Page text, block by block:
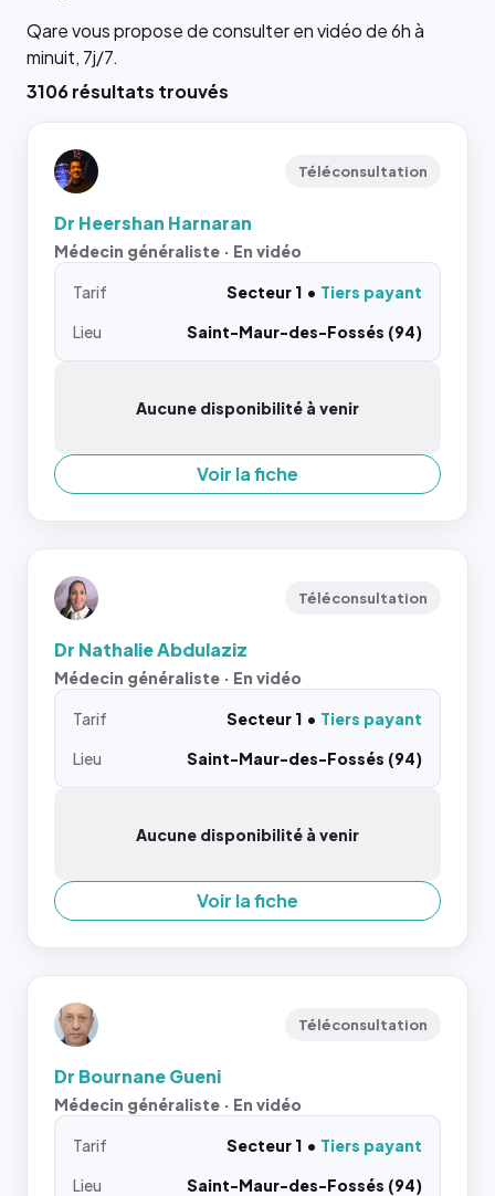
Qare vous propose de consulter en vidéo de 6h à
minuit, 7j/7.
3106 résultats trouvés
Téléconsultation
Dr Heershan Harnaran
Médecin généraliste · En vidéo
Tarif Secteur 1
Tiers payant
Lieu
Saint-Maur-des-Fossés (94)
Aucune disponibilité à venir
Voir la fiche
Téléconsultation
Dr Nathalie Abdulaziz
Médecin généraliste · En vidéo
Tarif Secteur 1
Tiers payant
Lieu
Saint-Maur-des-Fossés (94)
Aucune disponibilité à venir
Voir la fiche
Téléconsultation
Dr Bournane Gueni
Médecin généraliste · En vidéo
Tarif Secteur 1
Tiers payant
Lieu
Saint-Maur-des-Fossés (94)